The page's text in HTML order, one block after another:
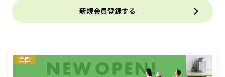
新規会員登録する
注目